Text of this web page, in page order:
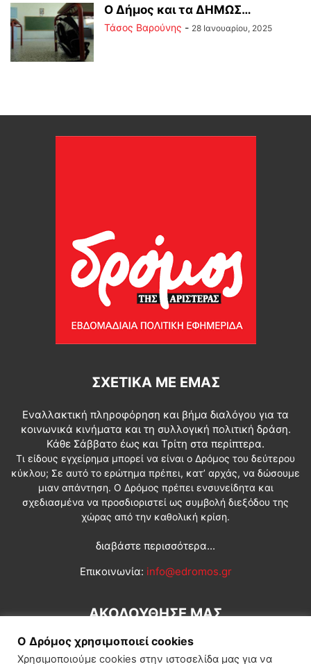
Ο Δήμος και τα ΔΗΜΩΣ…
Τάσος Βαρούνης - 28 Ιανουαρίου, 2025
ΣΧΕΤΙΚΆ ΜΕ ΕΜΆΣ
Εναλλακτική πληροφόρηση και βήμα διαλόγου για τα
κοινωνικά κινήματα και τη συλλογική πολιτική δράση.
Κάθε Σάββατο έως και Τρίτη στα περίπτερα.
Τι είδους εγχείρημα μπορεί να είναι ο Δρόμος του δεύτερου
κύκλου; Σε αυτό το ερώτημα πρέπει, κατ’ αρχάς, να δώσουμε
μιαν απάντηση. Ο Δρόμος πρέπει ενσυνείδητα και
σχεδιασμένα να προσδιοριστεί ως συμβολή διεξόδου της
χώρας από την καθολική κρίση.
διαβάστε περισσότερα...
Επικοινωνία: info@edromos.gr
ΑΚΟΛΟΥΘΗΣΕ ΜΑΣ
Ο Δρόμος χρησιμοποιεί cookies
Χρησιμοποιούμε cookies στην ιστοσελίδα μας για να